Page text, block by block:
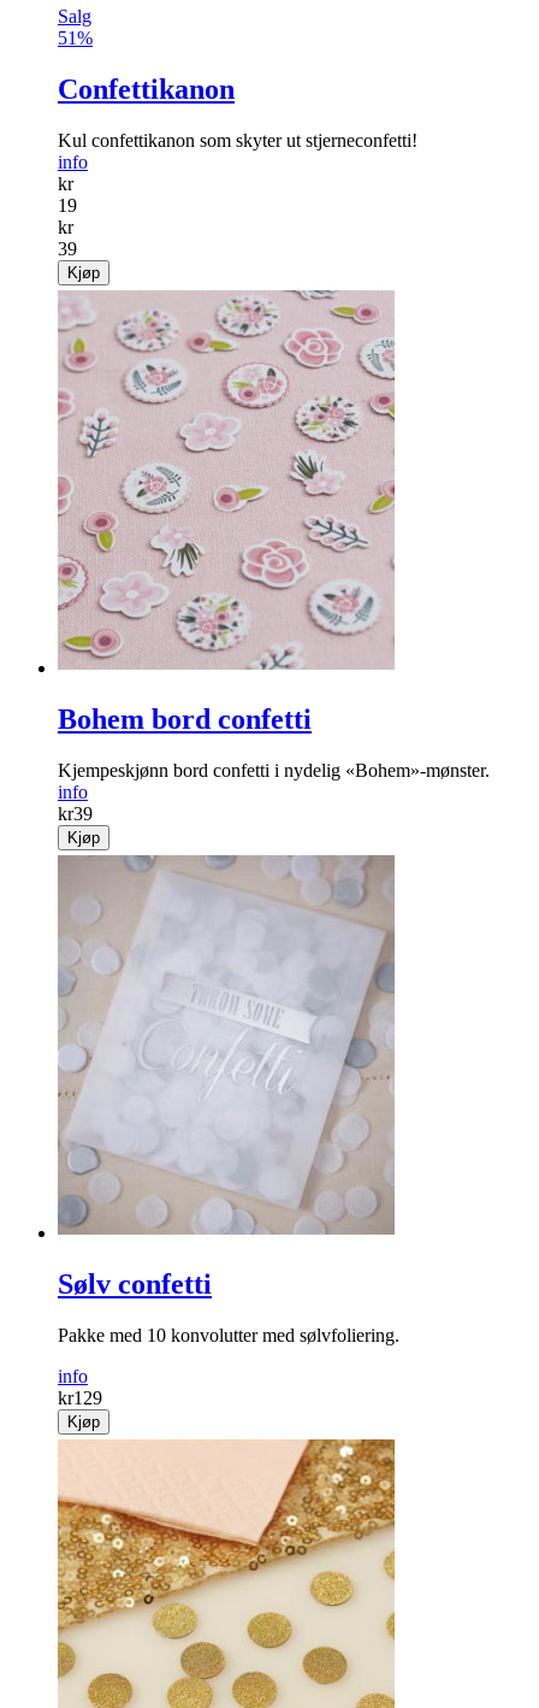
Salg
51%
Confettikanon
Kul confetti­kanon som skyter ut stjerne­confetti!
info
kr
19
kr
39
Kjøp
Bohem bord confetti
Kjempeskjønn bord confetti i nydelig «Bohem»-mønster.
info
kr39
Kjøp
Sølv confetti
Pakke med 10 konvolutter med sølvfoliering.
info
kr129
Kjøp